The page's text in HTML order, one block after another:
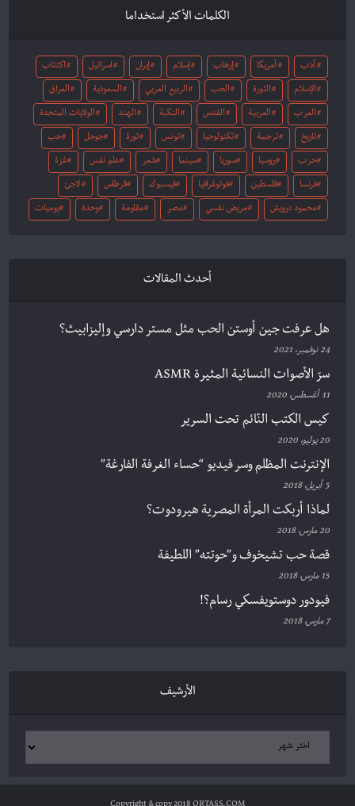
الكلمات الأكثر استخداما
أدب أمريكا إرهاب إسلام إيران اسرائيل اكتئاب
الإسلام الثورة الحب الربيع العربي السعودية العراق
العرب العربية القدس النكبة الهند الولايات المتحدة
تاريخ ترجمة تكنولوجيا تونس ثورة جوجل حب
حرب روسيا سوريا سينما شعر علم نفس غزة
فرنسا فلسطين فوتوغرافيا فيسبوك قرطاس لاجئ
محمود درويش مريض نفسي مصر مقاومة وحدة يوميات
أحدث المقالات
هل عرفت جين أوستن الحب مثل مستر دارسي وإليزابيث؟
24 نوفمبر، 2021
سرّ الأصوات النسائية المثيرة ASMR
11 أغسطس، 2020
كيس الكتب النّائم تحت السرير
20 يوليو، 2020
الإنترنت المظلم وسر فيديو “حساء الغرفة الفارغة”
5 أبريل، 2018
لماذا أربكت المرأة المصرية هيرودوت؟
20 مارس، 2018
قصة حب تشيخوف و”حوتته” اللطيفة
15 مارس، 2018
فيودور دوستويفسكي رسام؟!
7 مارس، 2018
الأرشيف